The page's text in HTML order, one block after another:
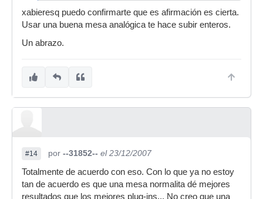
lo pueda igualar, por eso me decidí a
salu2
xabieresq puedo confirmarte que es afirmación es cierta.
Usar una buena mesa analógica te hace subir enteros.
Un abrazo.
#14 por --31852-- el 23/12/2007
Totalmente de acuerdo con eso. Con lo que ya no estoy
tan de acuerdo es que una mesa normalita dé mejores
resultados que los mejores plug-ins... No creo que una